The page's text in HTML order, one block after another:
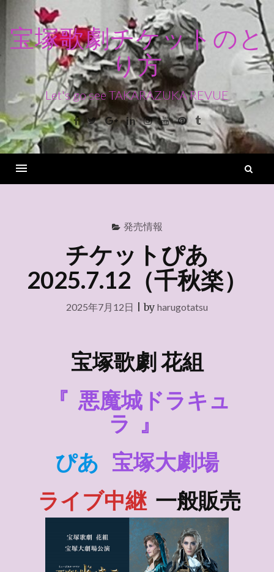
ン
ス
キ
ッ
宝塚歌劇チケットのと
り方
Let's go see TAKARAZUKA REVUE
Facebook
TwitterGoogle+LinkedinInstagram
YoutubePinterest
Tumblr
発売情報
チケットぴあ
2025.7.12（千秋楽）
2025年7月12日 |by harugotatsu
宝塚歌劇 花組
『 悪魔城ドラキュ
ラ
』
ぴあ 宝塚大劇場
ライブ中継 一般販売